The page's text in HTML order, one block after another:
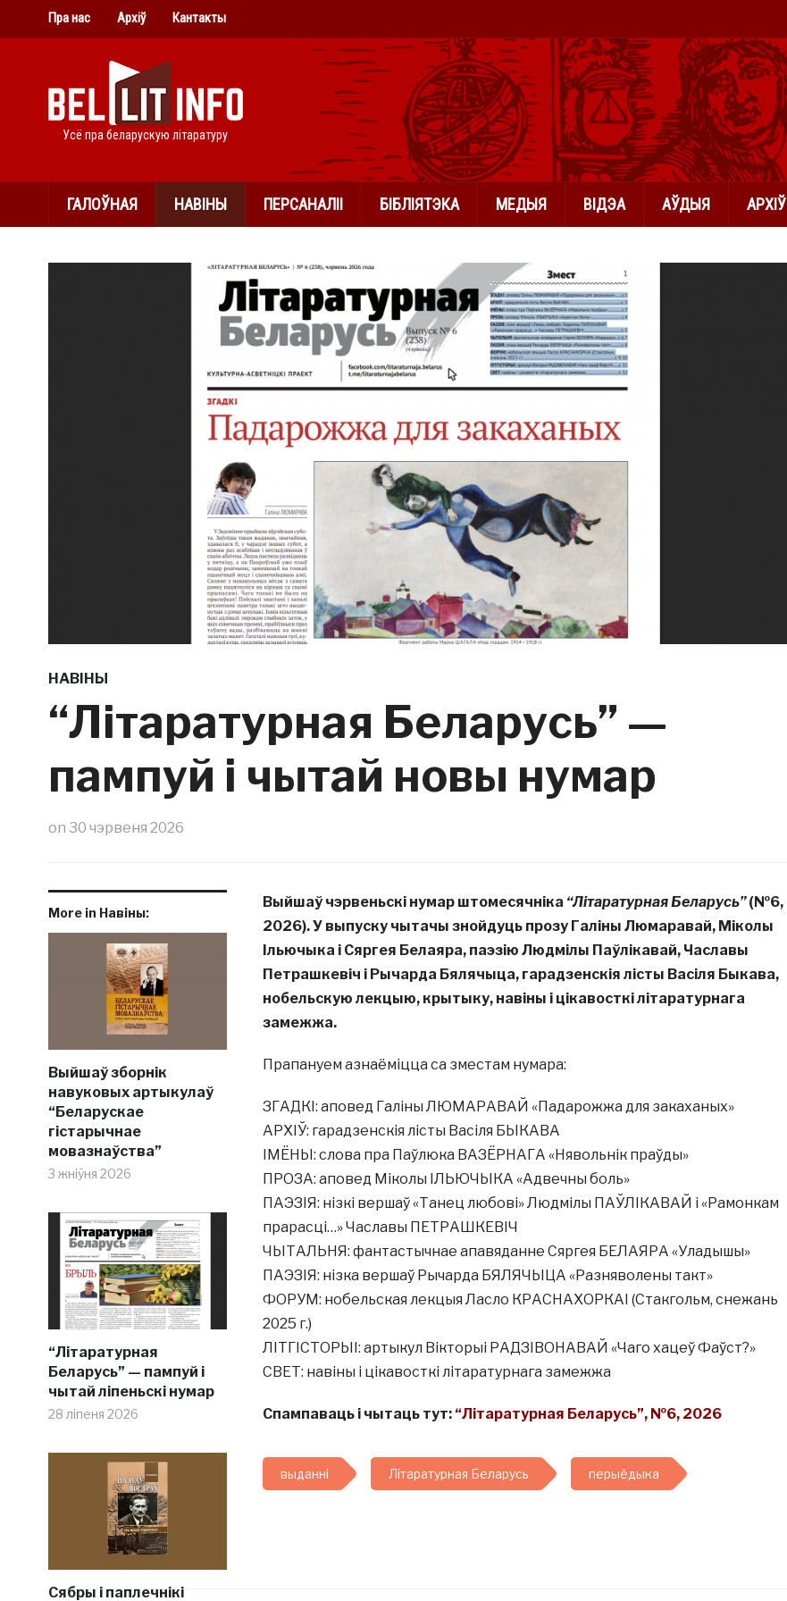
Пра нас Архіў Кантакты
Усё пра беларускую літаратуру
ГАЛОЎНАЯ НАВІНЫ ПЕРСАНАЛІІ БІБЛІЯТЭКА МЕДЫЯ ВІДЭА АЎДЫЯ АРХІЎ
НАВІНЫ
“Літаратурная Беларусь” —
пампуй і чытай новы нумар
on 30 чэрвеня 2026
More in Навіны:
Выйшаў зборнік
навуковых артыкулаў
“Беларускае
гістарычнае
мовазнаўства”
3 жніўня 2026
“Літаратурная
Беларусь” — пампуй і
чытай ліпеньскі нумар
28 ліпеня 2026
Сябры і паплечнікі
Выйшаў чэрвеньскі нумар штомесячніка “Літаратурная Беларусь”(№6,
2026). У выпуску чытачы знойдуць прозу Галіны Люмаравай, Міколы
Ільючыка і Сяргея Белаяра, паэзію Людмілы Паўлікавай, Чаславы
Петрашкевіч і Рычарда Бялячыца, гарадзенскія лісты Васіля Быкава,
нобельскую лекцыю, крытыку, навіны і цікавосткі літаратурнага
замежжа.
Прапануем азнаёміцца са зместам нумара:
ЗГАДКІ: аповед Галіны ЛЮМАРАВАЙ «Падарожжа для закаханых»
АРХІЎ: гарадзенскія лісты Васіля БЫКАВА
ІМЁНЫ: слова пра Паўлюка ВАЗЁРНАГА «Нявольнік праўды»
ПРОЗА: аповед Міколы ІЛЬЮЧЫКА «Адвечны боль»
ПАЭЗІЯ: нізкі вершаў «Танец любові» Людмілы ПАЎЛІКАВАЙ і «Рамонкам
прарасці…» Чаславы ПЕТРАШКЕВІЧ
ЧЫТАЛЬНЯ: фантастычнае апавяданне Сяргея БЕЛАЯРА «Уладышы»
ПАЭЗІЯ: нізка вершаў Рычарда БЯЛЯЧЫЦА «Разняволены такт»
ФОРУМ: нобельская лекцыя Ласло КРАСНАХОРКАІ (Стакгольм, снежань
2025 г.)
ЛІТГІСТОРЫІ: артыкул Вікторыі РАДЗІВОНАВАЙ «Чаго хацеў Фаўст?»
СВЕТ: навіны і цікавосткі літаратурнага замежжа
Спампаваць і чытаць тут: “Літаратурная Беларусь”, №6, 2026
выданні Літаратурная Беларусь перыёдыка